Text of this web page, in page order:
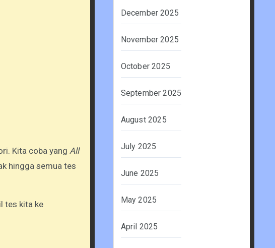
Kita coba yang All
hingga semua tes
tes kita ke
December 2025
November 2025
October 2025
September 2025
August 2025
July 2025
June 2025
May 2025
April 2025